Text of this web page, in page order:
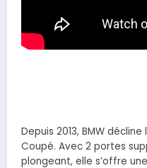
Depuis 2013, BMW
Coupé. Avec 2 portes
plongeant, elle s’offre